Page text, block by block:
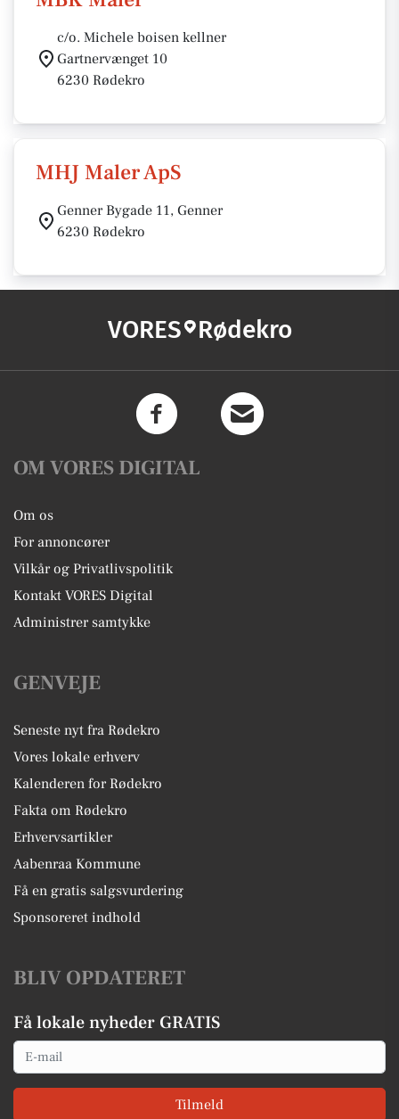
c/o. Michele boisen kellner
Gartnervænget 10
6230 Rødekro
MHJ Maler ApS
Genner Bygade 11, Genner
6230 Rødekro
VORES Rødekro
OM VORES DIGITAL
Om os
For annoncører
Vilkår og Privatlivspolitik
Kontakt VORES Digital
Administrer samtykke
GENVEJE
Seneste nyt fra Rødekro
Vores lokale erhverv
Kalenderen for Rødekro
Fakta om Rødekro
Erhvervsartikler
Aabenraa Kommune
Få en gratis salgsvurdering
Sponsoreret indhold
BLIV OPDATERET
Få lokale nyheder GRATIS
Email
Tilmeld